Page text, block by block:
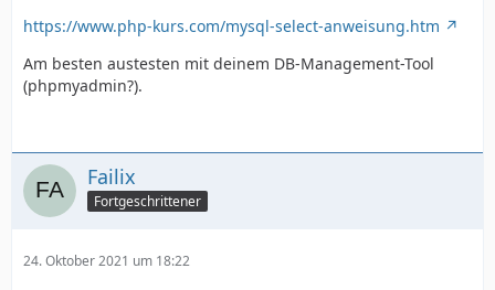
https://www.php-kurs.com/mysql-select-anweisung.htm
Am besten austesten mit deinem DB-Management-Tool
(phpmyadmin?).
Failix
Fortgeschrittener
24. Oktober 2021 um 18:22